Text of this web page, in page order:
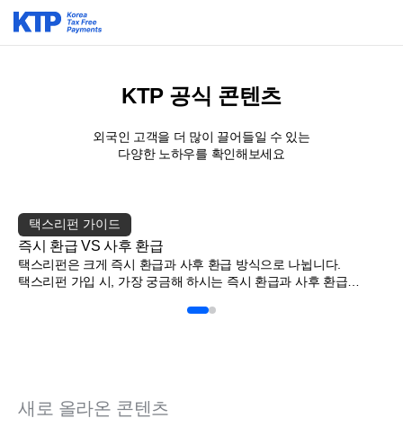
KTP 공식 콘텐츠
외국인 고객을 더 많이 끌어들일 수 있는
다양한 노하우를 확인해보세요
택스리펀 가이드
즉시 환급 VS 사후 환급
택스리펀은 크게 즉시 환급과 사후 환급 방식으로 나뉩니다.
택스리펀 가입 시, 가장 궁금해 하시는 즉시 환급과 사후 환급
때, 환급액(부가가치세의 일부)을 제외한 금액으로 결제하는 환급
새로 올라온 콘텐츠